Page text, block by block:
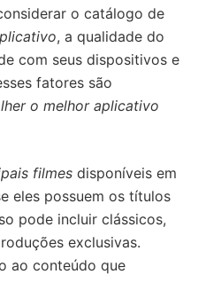
o catálogo de
, a qualidade do
com seus dispositivos e
fatores são
o melhor aplicativo
filmes disponíveis em
eles possuem os títulos
pode incluir clássicos,
exclusivas.
ao conteúdo que